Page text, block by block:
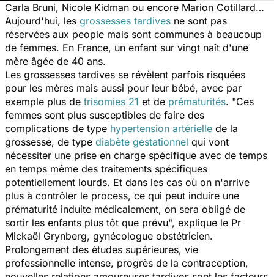
Carla Bruni, Nicole Kidman ou encore Marion Cotillard…
Aujourd'hui, les grossesses tardives ne sont pas
réservées aux people mais sont communes à beaucoup
de femmes. En France, un enfant sur vingt naît d'une
mère âgée de 40 ans.
Les grossesses tardives se révèlent parfois risquées
pour les mères mais aussi pour leur bébé, avec par
exemple plus de trisomies 21 et de prématurités. "Ces
femmes sont plus susceptibles de faire des
complications de type hypertension artérielle de la
grossesse, de type diabète gestationnel qui vont
nécessiter une prise en charge spécifique avec de temps
en temps même des traitements spécifiques
potentiellement lourds. Et dans les cas où on n'arrive
plus à contrôler le process, ce qui peut induire une
prématurité induite médicalement, on sera obligé de
sortir les enfants plus tôt que prévu", explique le Pr
Mickaël Grynberg, gynécologue obstétricien.
Prolongement des études supérieures, vie
professionnelle intense, progrès de la contraception,